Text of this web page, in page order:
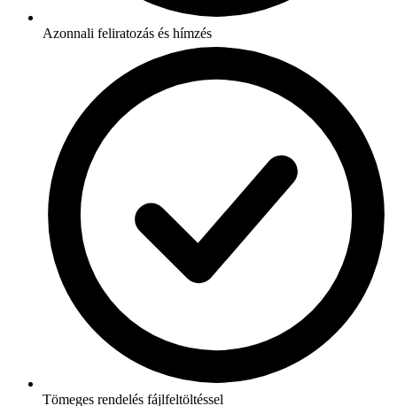
Azonnali feliratozás és hímzés
Tömeges rendelés fájlfeltöltéssel